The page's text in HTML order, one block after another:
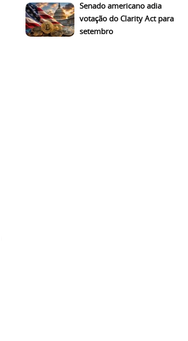
Senado americano adia
votação do Clarity Act para
setembro